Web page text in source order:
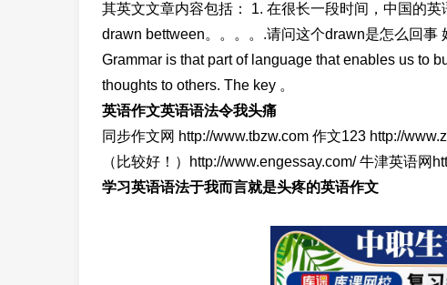
其英文文章内容包括： 1. 在很长一段时间，中国的
drawn bettween。。。。.请问这个drawn是怎么回事
Grammar is that part of language that enables us to
thoughts to others. The key 。
英语作文英语语法令我头痛
同步作文网 http://www.tbzw.com 作文123 http://
（比较好！）http://www.engessay.com/ 牛津英语网
学习英语语法于我而言就是头疼的英语作文